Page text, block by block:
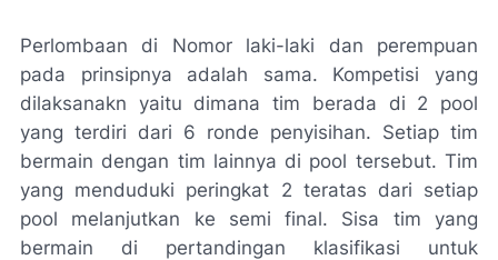
Perlombaan di Nomor laki-laki dan perempuan
pada prinsipnya adalah sama. Kompetisi yang
dilaksanakn yaitu dimana tim berada di 2 pool
yang terdiri dari 6 ronde penyisihan. Setiap tim
bermain dengan tim lainnya di pool tersebut. Tim
yang menduduki peringkat 2 teratas dari setiap
pool melanjutkan ke semi final. Sisa tim yang
bermain di pertandingan klasifikasi untuk